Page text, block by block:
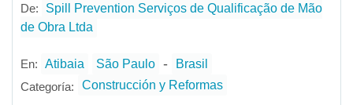
De:
Spill Prevention Serviços de Qualificação de Mão
de Obra Ltda
En: Atibaia São Paulo -
Brasil
Categoría:
Construcción y Reformas